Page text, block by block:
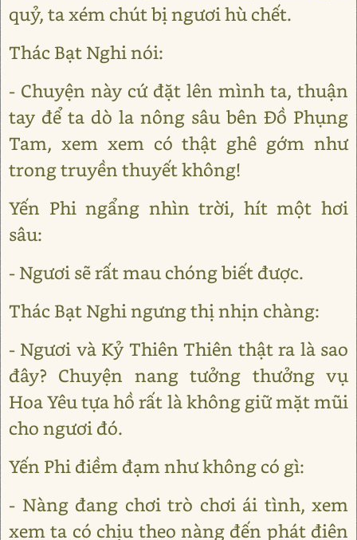
quỷ, ta xém chút bị ngươi hù chết.
Thác Bạt Nghi nói:
- Chuyện này cứ đặt lên mình ta, thuận
tay để ta dò la nông sâu bên Đồ Phụng
Tam, xem xem có thật ghê gớm như
trong truyền thuyết không!
Yến Phi ngẩng nhìn trời, hít một hơi
sâu:
- Ngươi sẽ rất mau chóng biết được.
Thác Bạt Nghi ngưng thị nhịn chàng:
- Ngươi và Kỷ Thiên Thiên thật ra là sao
đây? Chuyện nang tưởng thưởng vụ
Hoa Yêu tựa hồ rất là không giữ mặt mũi
cho ngươi đó.
Yến Phi điềm đạm như không có gì:
- Nàng đang chơi trò chơi ái tình, xem
xem ta có chịu theo nàng đến phát điên